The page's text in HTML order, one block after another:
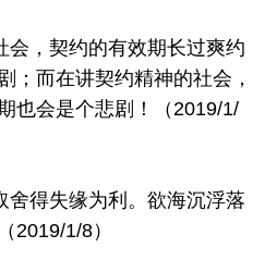
会，契约的有效期长过爽约
；而在讲契约精神的社会，
也会是个悲剧！（2019/1/
舍得失缘为利。欲海沉浮落
2019/1/8）